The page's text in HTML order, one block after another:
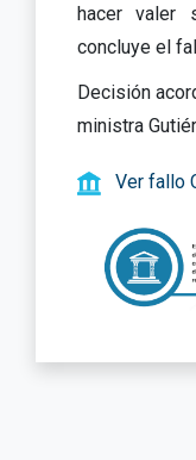
hacer valer
concluye el
Decisión
ministra
Ver fallo